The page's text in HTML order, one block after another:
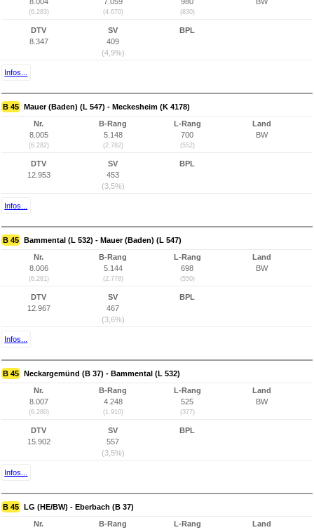
(6.283) (4.670) (830)
DTV
8.347
SV
409
(4,9%)
BPL
Infos...
B 45 Mauer (Baden) (L 547) - Meckesheim (K 4178)
Nr.
8.005
(6.282)
B-Rang
5.148
(2.782)
L-Rang
700
(552)
Land
BW
DTV
12.953
SV
453
(3,5%)
BPL
Infos...
B 45 Bammental (L 532) - Mauer (Baden) (L 547)
Nr.
8.006
(6.281)
B-Rang
5.144
(2.778)
L-Rang
698
(550)
Land
BW
DTV
12.967
SV
467
(3,6%)
BPL
Infos...
B 45 Neckargemünd (B 37) - Bammental (L 532)
Nr.
8.007
(6.280)
B-Rang
4.248
(1.910)
L-Rang
525
(377)
Land
BW
DTV
15.902
SV
557
(3,5%)
BPL
Infos...
B 45 LG (HE/BW) - Eberbach (B 37)
Nr.
B-Rang
L-Rang
Land